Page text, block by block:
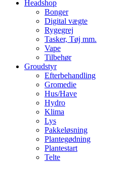
Headshop
Bonger
Digital vægte
Rygegrej
Tasker, Tøj mm.
Vape
Tilbehør
Groudstyr
Efterbehandling
Gromedie
Hus/Have
Hydro
Klima
Lys
Pakkeløsning
Plantegødning
Plantestart
Telte